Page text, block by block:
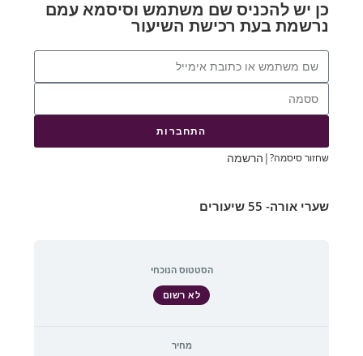
כן יש להכניס שם משתמש וסיסמא עמם
נרשמת בעת רכישת השיעור
התחברות
שחזור סיסמה?| הרשמה
שערי אורה- 55 שיעורים
הסטטוס הנוכחי
לא רשום
מחיר